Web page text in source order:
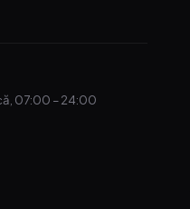
07:00 – 24:00